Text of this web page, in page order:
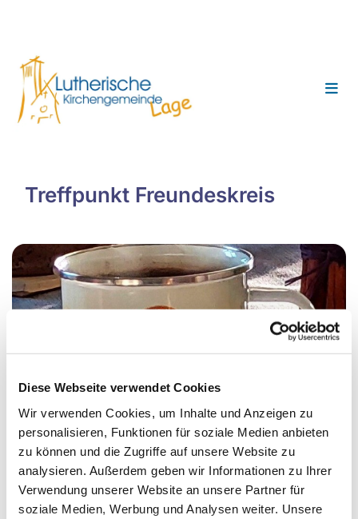
Diese Webseite verwendet Cookies
Wir verwenden Cookies, um Inhalte und Anzeigen zu
personalisieren, Funktionen für soziale Medien anbieten
zu können und die Zugriffe auf unsere Website zu
analysieren. Außerdem geben wir Informationen zu Ihrer
Verwendung unserer Website an unsere Partner für
soziale Medien, Werbung und Analysen weiter. Unsere
Treffpunkt Freundeskreis
Dienstag, 15. Juni 2027, 18:00 Uhr